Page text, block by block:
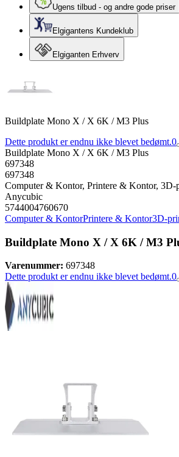
Ugens tilbud - og andre gode priser
Elgigantens Kundeklub
Elgiganten Erhverv
Buildplate Mono X / X 6K / M3 Plus
Dette produkt er endnu ikke blevet bedømt.0
Buildplate Mono X / X 6K / M3 Plus
697348
697348
Computer & Kontor, Printere & Kontor, 3D-
Anycubic
5744004760670
Computer & KontorPrintere & Kontor3D-
Buildplate Mono X / X 6K / M3
Varenummer: 697348
Dette produkt er endnu ikke blevet bedømt.0